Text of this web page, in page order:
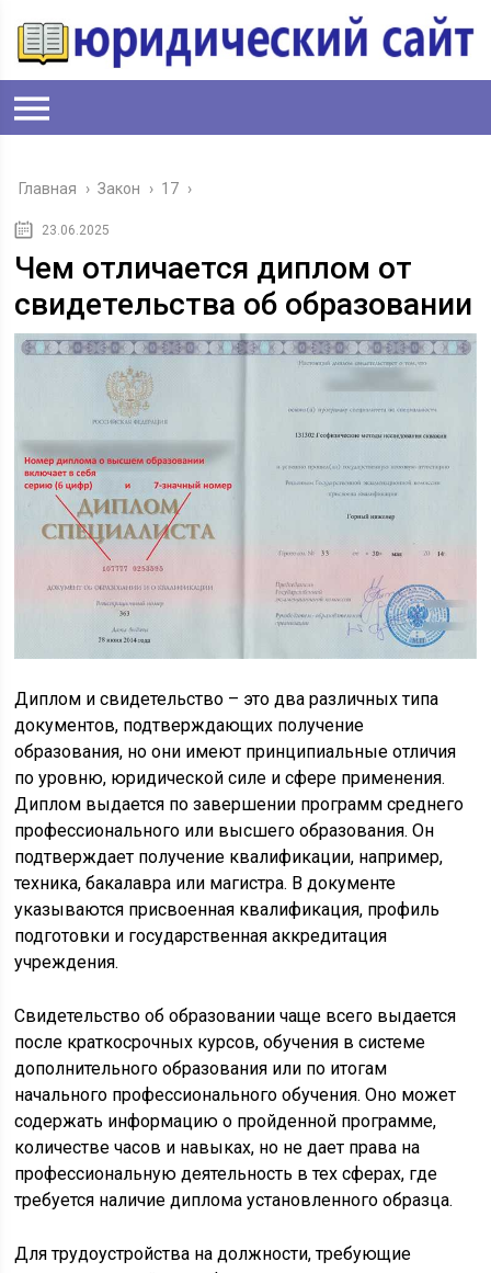
Главная › Закон › 17 ›
23.06.2025
Чем отличается диплом от
свидетельства об образовании
Диплом и свидетельство – это два различных типа
документов, подтверждающих получение
образования, но они имеют принципиальные отличия
по уровню, юридической силе и сфере применения.
Диплом выдается по завершении программ среднего
профессионального или высшего образования. Он
подтверждает получение квалификации, например,
техника, бакалавра или магистра. В документе
указываются присвоенная квалификация, профиль
подготовки и государственная аккредитация
учреждения.
Свидетельство об образовании чаще всего выдается
после краткосрочных курсов, обучения в системе
дополнительного образования или по итогам
начального профессионального обучения. Оно может
содержать информацию о пройденной программе,
количестве часов и навыках, но не дает права на
профессиональную деятельность в тех сферах, где
требуется наличие диплома установленного образца.
Для трудоустройства на должности, требующие